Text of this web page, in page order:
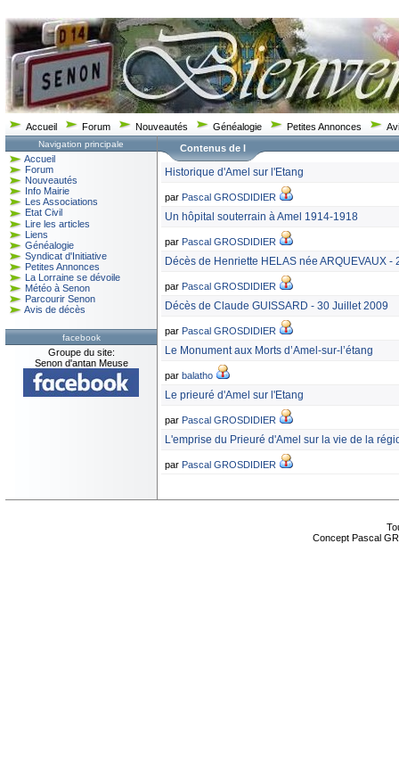
Accueil Forum Nouveautés Généalogie Petites Annonces
Navigation principale
Accueil
Forum
Nouveautés
Info Mairie
Les Associations
Etat Civil
Lire les articles
Liens
Généalogie
Syndicat d'Initiative
Petites Annonces
La Lorraine se dévoile
Météo à Senon
Parcourir Senon
Avis de décès
facebook
Groupe du site:
Senon d'antan Meuse
Contenus de l
Historique d'Amel sur l'Etang
par Pascal GROSDIDIER
Un hôpital souterrain à Amel 1914-1918
par Pascal GROSDIDIER
Décès de Henriette HELAS née ARQUEVAUX -
par Pascal GROSDIDIER
Décès de Claude GUISSARD - 30 Juillet 2009
par Pascal GROSDIDIER
Le Monument aux Morts d’Amel-sur-l’étang
par balatho
Le prieuré d'Amel sur l'Etang
par Pascal GROSDIDIER
L'emprise du Prieuré d'Amel sur la vie de la
par Pascal GROSDIDIER
Concept Pascal